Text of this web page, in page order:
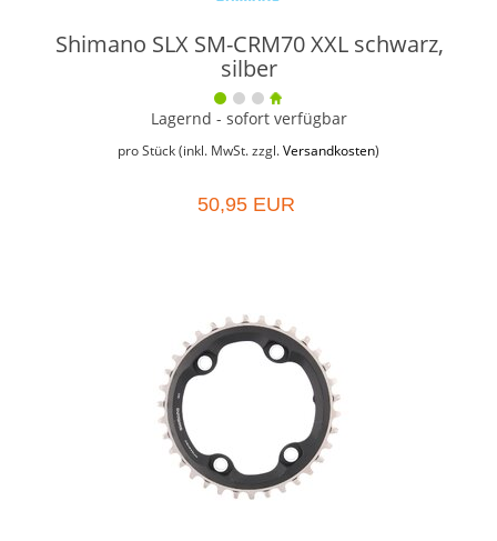
Shimano SLX SM-CRM70 XXL schwarz,
silber
Lagernd - sofort verfügbar
pro Stück (inkl. MwSt. zzgl. Versandkosten)
50,95 EUR